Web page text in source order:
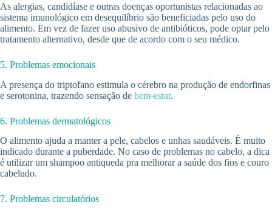
As alergias, candidíase e outras doenças oportunistas relacionadas ao
sistema imunológico em desequilíbrio são beneficiadas pelo uso do
alimento. Em vez de fazer uso abusivo de antibióticos, pode optar pelo
tratamento alternativo, desde que de acordo com o seu médico.
5. Problemas emocionais
A presença do triptofano estimula o cérebro na produção de endorfinas
e serotonina, trazendo sensação de bem-estar.
6. Problemas dermatológicos
O alimento ajuda a manter a pele, cabelos e unhas saudáveis. É muito
indicado durante a puberdade. No caso de problemas no cabelo, a dica
é utilizar um shampoo antiqueda pra melhorar a saúde dos fios e couro
cabeludo.
7. Problemas circulatórios